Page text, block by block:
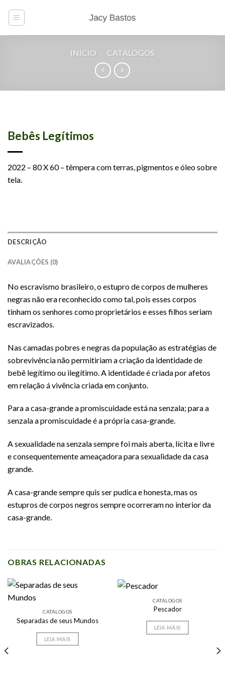
INÍCIO / CATÁLOGOS
Bebês Legítimos
2022 – 80 X 60 – têmpera com terras, pigmentos e óleo sobre
tela.
DESCRIÇÃO
AVALIAÇÕES (0)
No escravismo brasileiro, o estupro de corpos de mulheres
negras não era reconhecido como tal, pois esses corpos
tinham os senhores como proprietários e esses filhos seriam
escravizados.
Nas camadas pobres e negras da população as estratégias de
sobrevivência não permitiriam a criação da identidade de
bebê legítimo ou ilegítimo. A identidade é criada por afetos
em relação á vivência criada em conjunto.
Para a casa-grande a promiscuidade está na senzala; para a
senzala a promiscuidade é a própria casa-grande.
A sexualidade na senzala sempre foi mais aberta, lícita e livre
e consequentemente ameaçadora para sexualidade da casa
grande.
A casa-grande sempre quis ser pudica e honesta, mas os
estupros de corpos negros sempre ocorreram no interior da
casa-grande.
OBRAS RELACIONADAS
CATÁLOGOS
Separadas de seus Mundos
LEIA MAIS
CATÁLOGOS
Pescador
LEIA MAIS